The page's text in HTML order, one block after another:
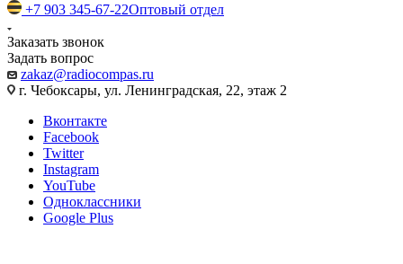
+7 903 345-67-22Оптовый отдел
Заказать звонок
Задать вопрос
zakaz@radiocompas.ru
г. Чебоксары, ул. Ленинградская, 22, этаж 2
Вконтакте
Facebook
Twitter
Instagram
YouTube
Одноклассники
Google Plus